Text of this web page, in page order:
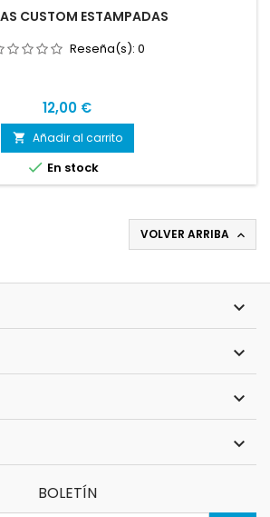
CUSTOM ESTAMPADAS
Reseña(s): 0
Precio
12,00 €
 Añadir al carrito
 En stock
VOLVER ARRIBA 




BOLETÍN